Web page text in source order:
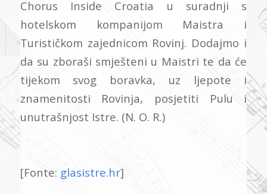
Chorus Inside Croatia u suradnji s
hotelskom kompanijom Maistra i
Turističkom zajednicom Rovinj. Dodajmo i
da su zboraši smješteni u Maistri te da će
tijekom svog boravka, uz ljepote i
znamenitosti Rovinja, posjetiti Pulu i
unutrašnjost Istre. (N. O. R.)
[Fonte: glasistre.hr]